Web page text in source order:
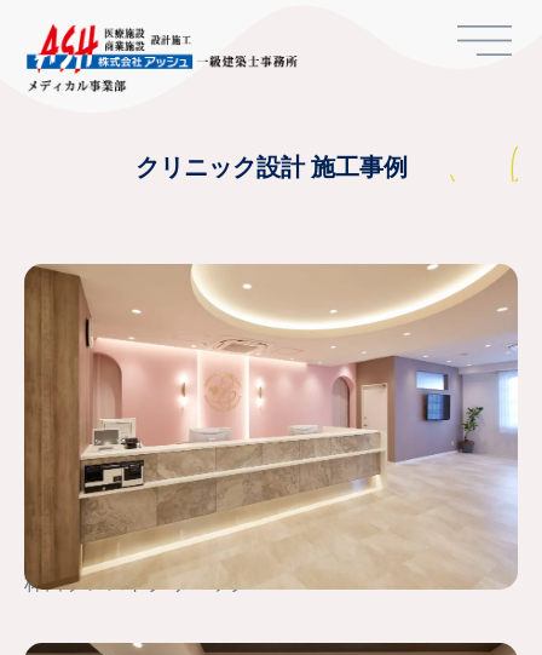
クリニック設計 施工事例
林田ブレストクリニック